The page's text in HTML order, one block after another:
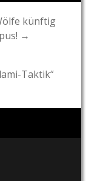
künftig
→
Taktik“